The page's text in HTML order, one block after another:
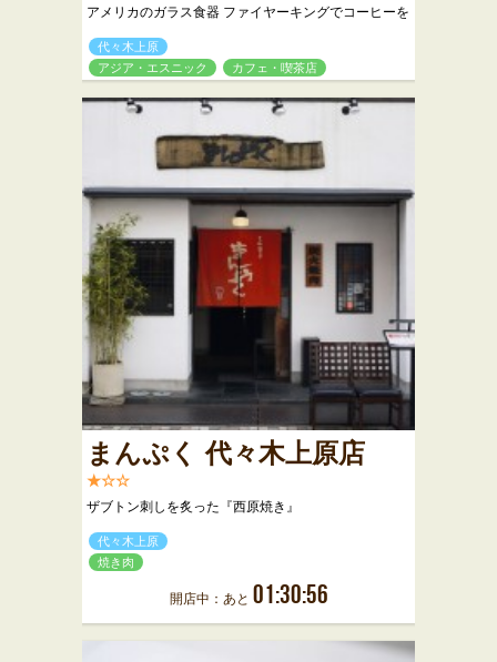
アメリカのガラス食器 ファイヤーキングでコーヒーを
代々木上原
アジア・エスニック
カフェ・喫茶店
まんぷく 代々木上原店
★☆☆
ザブトン刺しを炙った『西原焼き』
代々木上原
焼き肉
開店中：あと 01:30:56